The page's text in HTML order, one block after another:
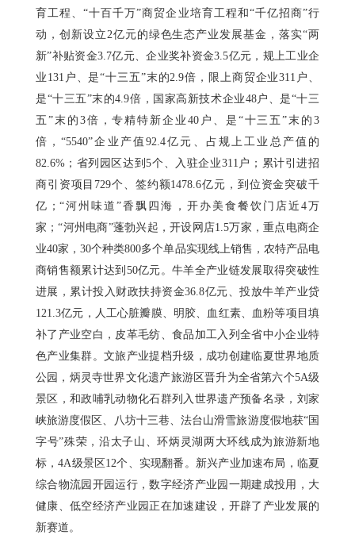
育工程、“十百千万”商贸企业培育工程和“千亿招商”行
动，创新设立2亿元的绿色生态产业发展基金，落实“两
新”补贴资金3.7亿元、企业奖补资金3.5亿元，规上工业企
业131户、是“十三五”末的2.9倍，限上商贸企业311户、
是“十三五”末的4.9倍，国家高新技术企业48户、是“十三
五”末的3倍，专精特新企业40户、是“十三五”末的3
倍，“5540”企业产值92.4亿元、占规上工业总产值的
82.6%；省列园区达到5个、入驻企业311户；累计引进招
商引资项目729个、签约额1478.6亿元，到位资金突破千
亿；“河州味道”香飘四海，开办美食餐饮门店近4万
家；“河州电商”蓬勃兴起，开设网店1.5万家，重点电商企
业40家，30个种类800多个单品实现线上销售，农特产品电
商销售额累计达到50亿元。牛羊全产业链发展取得突破性
进展，累计投入财政扶持资金36.8亿元、投放牛羊产业贷
121.3亿元，人工心脏瓣膜、明胶、血红素、血粉等项目填
补了产业空白，皮革毛纺、食品加工入列全省中小企业特
色产业集群。文旅产业提档升级，成功创建临夏世界地质
公园，炳灵寺世界文化遗产旅游区晋升为全省第六个5A级
景区，和政哺乳动物化石群列入世界遗产预备名录，刘家
峡旅游度假区、八坊十三巷、法台山滑雪旅游度假地获“国
字号”殊荣，沿太子山、环炳灵湖两大环线成为旅游新地
标，4A级景区12个、实现翻番。新兴产业加速布局，临夏
综合物流园开园运行，数字经济产业园一期建成投用，大
健康、低空经济产业园正在加速建设，开辟了产业发展的
新赛道。